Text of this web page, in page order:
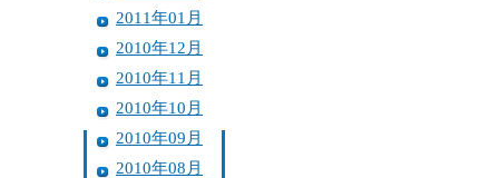
2011年01月
2010年12月
2010年11月
2010年10月
2010年09月
2010年08月